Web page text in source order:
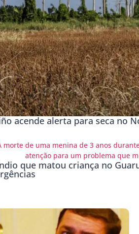
acende alerta para seca no
que matou criança no